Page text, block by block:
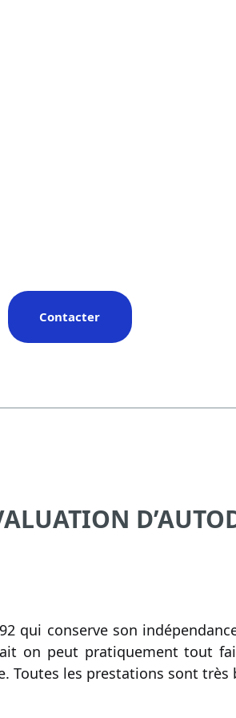
Contacter
qui conserve son
on peut pratiquement tout
les prestations sont très